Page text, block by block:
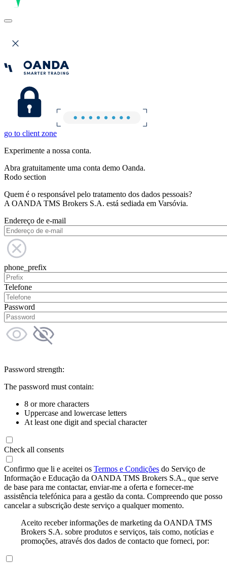
go to client zone
Experimente a nossa conta.
Abra gratuitamente uma conta demo Oanda.
Rodo section
Quem é o responsável pelo tratamento dos dados pessoais?
A OANDA TMS Brokers S.A. está sediada em Varsóvia.
Endereço de e-mail
phone_prefix
Telefone
Password
Password strength:
The password must contain:
8 or more characters
Uppercase and lowercase letters
At least one digit and special character
Check all consents
Confirmo que li e aceitei os Termos e Condições do Serviço de
Informação e Educação da OANDA TMS Brokers S.A., que serve
de base para me contactar, enviar-me a oferta e fornecer-me
assistência telefónica para a gestão da conta. Compreendo que posso
cancelar a subscrição deste serviço a qualquer momento.
Aceito receber informações de marketing da OANDA TMS
Brokers S.A. sobre produtos e serviços, tais como, notícias e
promoções, através dos dados de contacto que forneci, por: